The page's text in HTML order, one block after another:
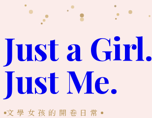
要
內
容
Just a Girl.
Just Me.
文學女孩的開卷日常